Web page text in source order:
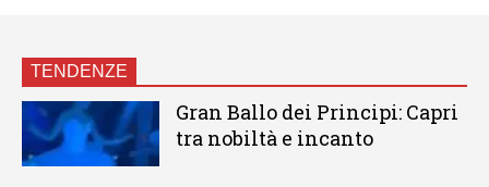
TENDENZE
Gran Ballo dei Principi: Capri
tra nobiltà e incanto